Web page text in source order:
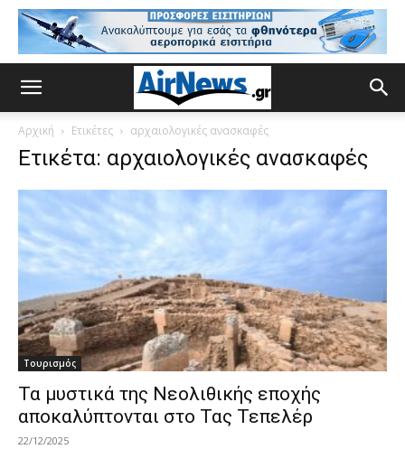
Αρχική Ετικέτες αρχαιολογικές ανασκαφές
Ετικέτα: αρχαιολογικές ανασκαφές
Τουρισμός
Τα μυστικά της Νεολιθικής εποχής
αποκαλύπτονται στο Τας Τεπελέρ
22/12/2025